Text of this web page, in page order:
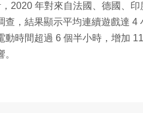
2020 年對來自法國、德國、
查，結果顯示平均連續遊戲達 4
時間超過 6 個半小時，增加